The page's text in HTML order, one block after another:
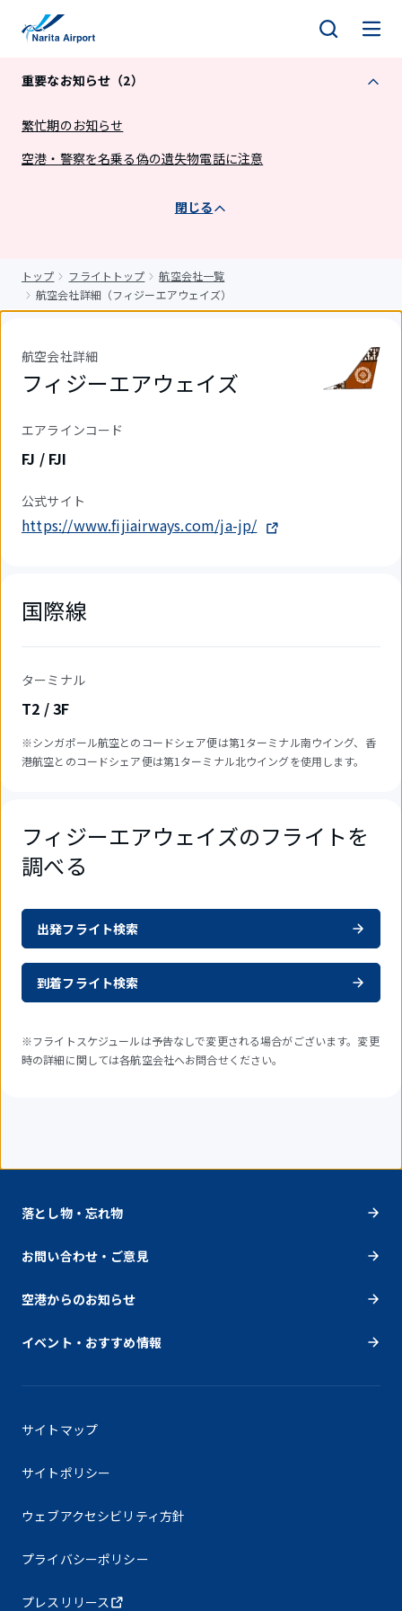
重要なお知らせ（2）
繁忙期のお知らせ
空港・警察を名乗る偽の遺失物電話に注意
閉じる
トップ フライトトップ
航空会社一覧
航空会社詳細（フィジーエアウェイズ）
航空会社詳細
フィジーエアウェイズ
エアラインコード
FJ / FJI
公式サイト
https://www.fijiairways.com/ja-jp/
国際線
ターミナル
T2 / 3F
※シンガポール航空とのコードシェア便は第1ターミナル南ウイング、香
港航空とのコードシェア便は第1ターミナル北ウイングを使用します。
フィジーエアウェイズのフライトを
調べる
出発フライト検索
到着フライト検索
※フライトスケジュールは予告なしで変更される場合がございます。変更
時の詳細に関しては各航空会社へお問合せください。
落とし物・忘れ物
お問い合わせ・ご意見
空港からのお知らせ
イベント・おすすめ情報
サイトマップ
サイトポリシー
ウェブアクセシビリティ方針
プライバシーポリシー
プレスリリース